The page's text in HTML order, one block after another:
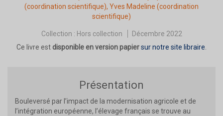
(coordination scientifique), Yves Madeline (coordination
scientifique)
Collection : Hors collection
Décembre 2022
Ce livre est disponible en version papiersur notre site libraire.
Présentation
Bouleversé par l’impact de la modernisation agricole et de
l’intégration européenne, l’élevage français se trouve au